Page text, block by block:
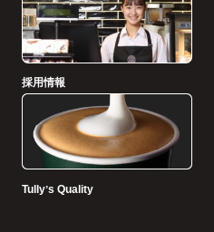
採用情報
Tullyʼs Quality